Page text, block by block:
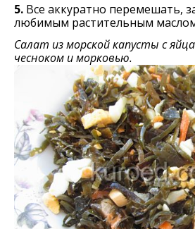
5. Все аккуратно перемешать,
любимым растительным
Салат из морской капусты с
чесноком и морковью.